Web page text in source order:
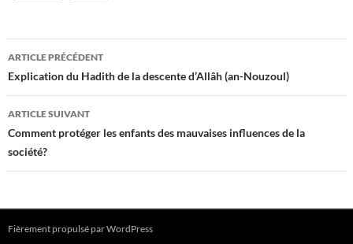
Navigation
des
articles
ARTICLE PRÉCÉDENT
Explication du Hadith de la descente d’Allâh (an-Nouzoul)
ARTICLE SUIVANT
Comment protéger les enfants des mauvaises influences de la
société?
Fièrement propulsé par WordPress